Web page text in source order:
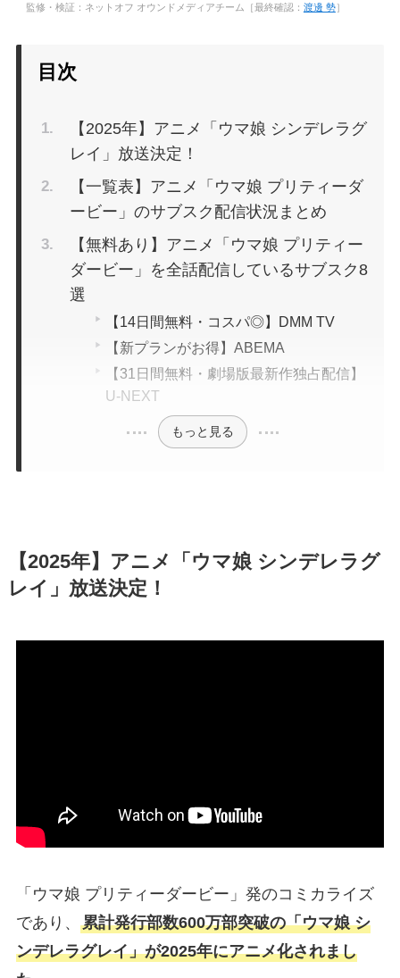
監修・検証：ネットオフ オウンドメディアチーム［最終確認： 渡邊 勢］
目次
【2025年】アニメ「ウマ娘 シンデレラグ
レイ」放送決定！
【一覧表】アニメ「ウマ娘 プリティーダ
ービー」のサブスク配信状況まとめ
【無料あり】アニメ「ウマ娘 プリティー
ダービー」を全話配信しているサブスク8
選
【14日間無料・コスパ◎】DMM TV
【新プランがお得】ABEMA
【31日間無料・劇場版最新作独占配信】
U-NEXT
もっと見る
【2025年】アニメ「ウマ娘 シンデレラグ
レイ」放送決定！
「ウマ娘 プリティーダービー」発のコミカライズ
であり、 累計発行部数600万部突破の「ウマ娘 シ
ンデレラグレイ」が2025年にアニメ化されまし